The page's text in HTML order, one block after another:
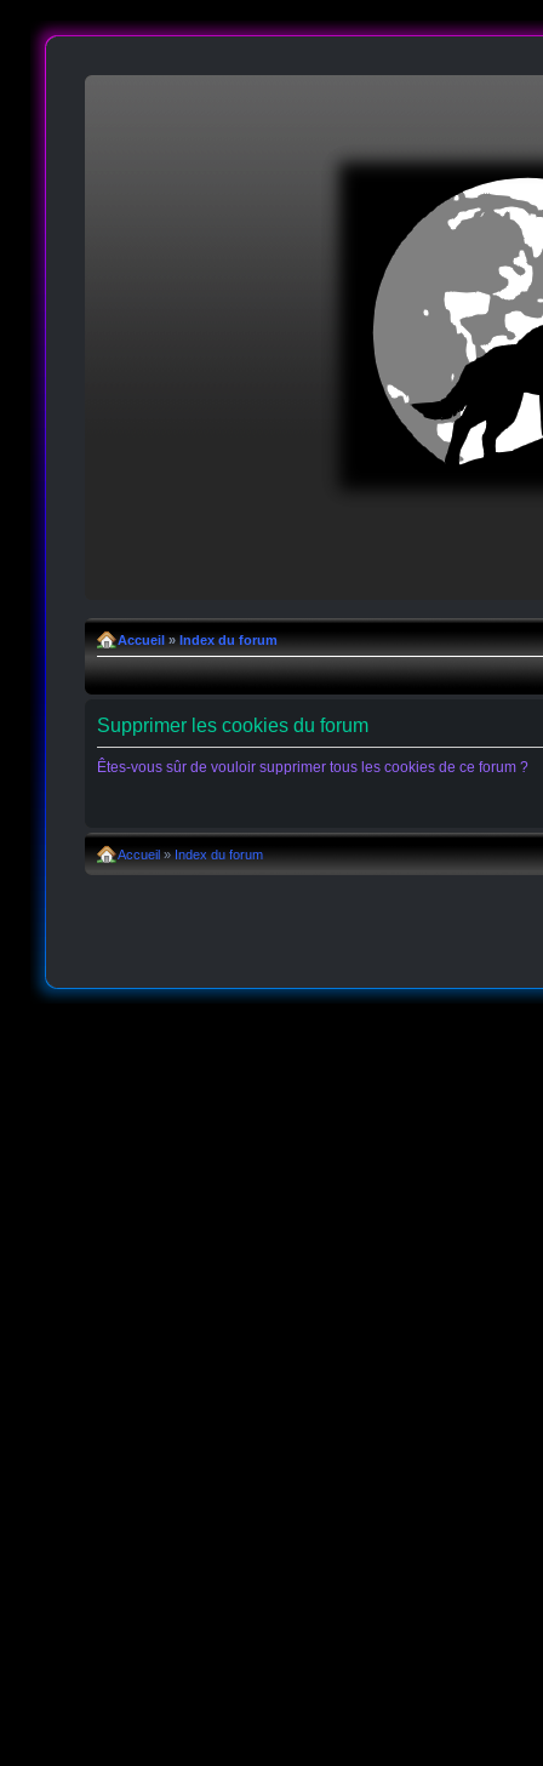
Accueil » Index du forum
Supprimer les cookies du forum
Êtes-vous sûr de vouloir supprimer tous les cookies de ce forum ?
Accueil » Index du forum